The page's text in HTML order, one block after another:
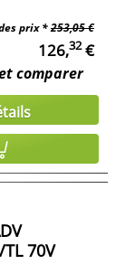
prix *253,05 €
126,32€
comparer
70V